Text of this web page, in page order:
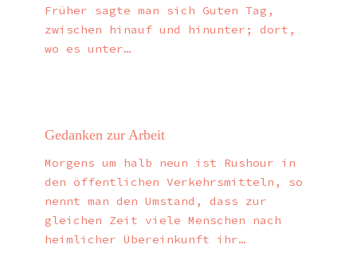
Früher sagte man sich Guten Tag,
zwischen hinauf und hinunter; dort,
wo es unter…
Gedanken zur Arbeit
Morgens um halb neun ist Rushour in
den öffentlichen Verkehrsmitteln, so
nennt man den Umstand, dass zur
gleichen Zeit viele Menschen nach
heimlicher Übereinkunft ihr…